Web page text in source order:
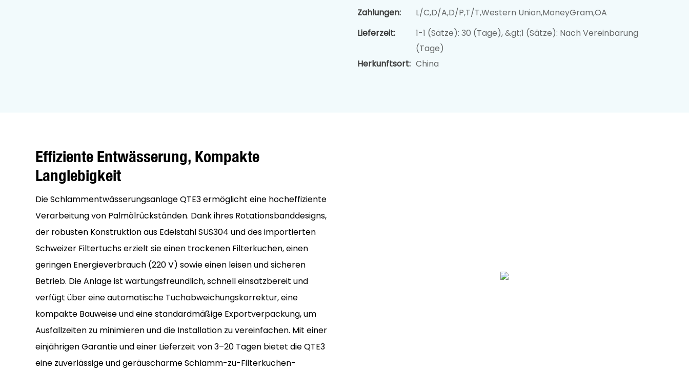
Zahlungen:
L/C,D/A,D/P,T/T,Western Union,MoneyGram,OA
Lieferzeit:
1-1 (Sätze): 30 (Tage), &gt;1 (Sätze): Nach Vereinbarung
(Tage)
Herkunftsort: China
Effiziente Entwässerung, Kompakte
Langlebigkeit
Die Schlammentwässerungsanlage QTE3 ermöglicht eine hocheffiziente
Verarbeitung von Palmölrückständen. Dank ihres Rotationsbanddesigns,
der robusten Konstruktion aus Edelstahl SUS304 und des importierten
Schweizer Filtertuchs erzielt sie einen trockenen Filterkuchen, einen
geringen Energieverbrauch (220 V) sowie einen leisen und sicheren
Betrieb. Die Anlage ist wartungsfreundlich, schnell einsatzbereit und
verfügt über eine automatische Tuchabweichungskorrektur, eine
kompakte Bauweise und eine standardmäßige Exportverpackung, um
Ausfallzeiten zu minimieren und die Installation zu vereinfachen. Mit einer
einjährigen Garantie und einer Lieferzeit von 3–20 Tagen bietet die QTE3
eine zuverlässige und geräuscharme Schlamm-zu-Filterkuchen-